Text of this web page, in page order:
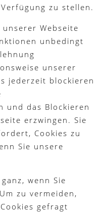
zu stellen.
Webseite
unbedingt
unserer
jederzeit blockieren
und das Blockieren
erzwingen. Sie
Cookies zu
Sie unsere
wenn Sie
zu vermeiden,
gefragt